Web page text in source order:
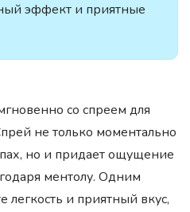
эффект и приятные
со спреем для
не только моментально
но и придает ощущение
ментолу. Одним
легкость и приятный вкус,